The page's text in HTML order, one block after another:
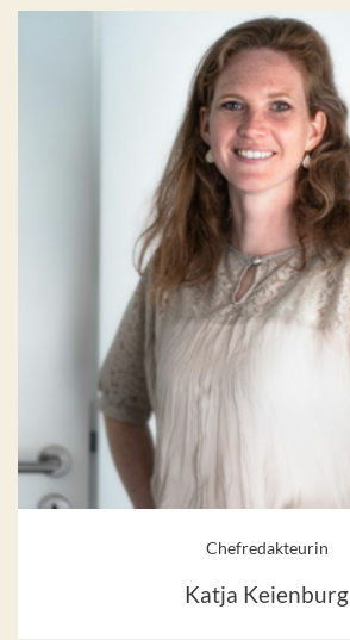
Chefredakteurin
Katja Keienburg